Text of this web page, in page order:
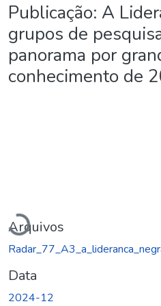
Publicação: A
grupos de
panorama por
conhecimento de
Carregando...
Arquivos
Data
2024-12